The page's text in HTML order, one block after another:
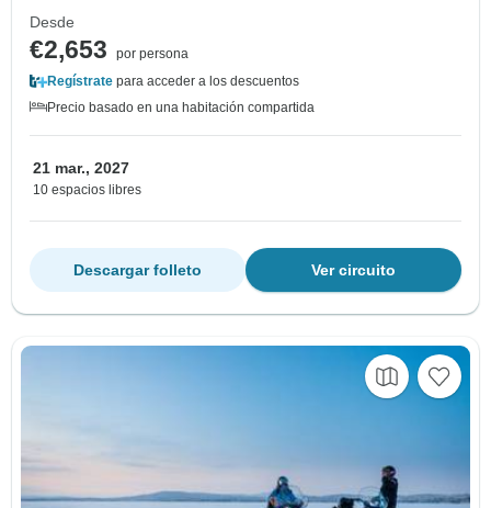
Desde
€2,653
por persona
Regístrate para acceder a los descuentos
Precio basado en una habitación compartida
21 mar., 2027
10 espacios libres
Ver circuito
Descargar folleto